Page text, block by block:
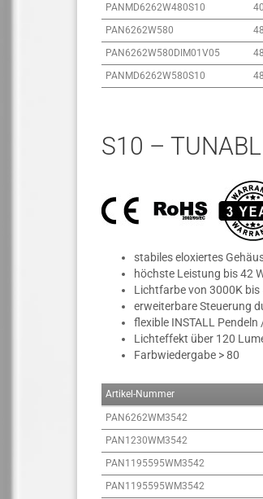
PANMD6262W480S10
PAN6262W580
PAN6262W580DIM01V05
PANMD6262W580S10
S10 –
stabiles eloxiertes
höchste Leistung bis 42
Lichtfarbe von 3000K
erweiterbare Steuerung
flexible INSTALL
Lichteffekt über 120
Farbwiedergabe > 80
Artikel-Nummer
PAN6262WM3542
PAN1230WM3542
PAN1195595WM3542
PAN1195595WM3542